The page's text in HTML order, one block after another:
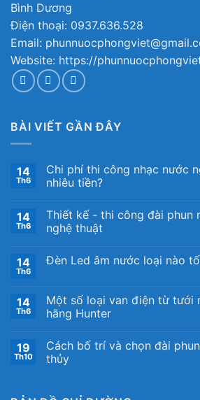
Bình Dương
Điện thoại: 0937.636.528
Email:
Website: https://
BÀI VIẾT GẦN ĐÂY
14
Th6
Chi phí thi công nhạc nước
nhiêu tiền?
14
Th6
Thiết kế ​- thi công đài phun
nghệ thuật
14
Th6
Đèn Led âm nước loại nào
14
Th6
Một số loại van điện từ tưới
hãng Hunter
19
Th10
Cách bố trí và chọn đài
thủy